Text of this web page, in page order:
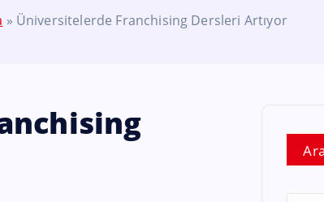
» Üniversitelerde Franchising Dersleri Artıyor
Ara